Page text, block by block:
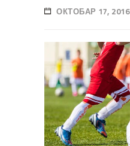
ОКТОБАР 17, 2016